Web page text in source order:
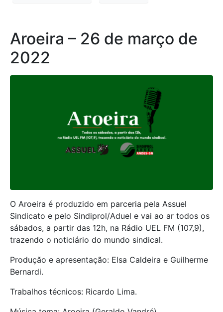
Aroeira – 26 de março de
2022
O Aroeira é produzido em parceria pela Assuel
Sindicato e pelo Sindiprol/Aduel e vai ao ar todos os
sábados, a partir das 12h, na Rádio UEL FM (107,9),
trazendo o noticiário do mundo sindical.
Produção e apresentação: Elsa Caldeira e Guilherme
Bernardi.
Trabalhos técnicos: Ricardo Lima.